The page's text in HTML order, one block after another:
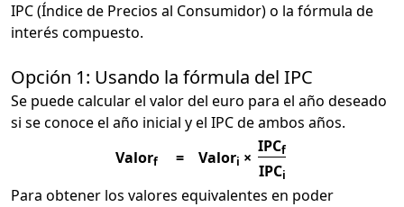
IPC (Índice de Precios al Consumidor) o la fórmula de
interés compuesto.
Opción 1: Usando la fórmula del IPC
Se puede calcular el valor del euro para el año deseado
si se conoce el año inicial y el IPC de ambos años.
Valorf = Valori ×
IPCf
IPCi
Para obtener los valores equivalentes en poder